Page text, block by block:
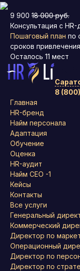
9 900 18 000 руб.
Консультация с
Пошаговый план по
сроков
Осталось 11 мест
8
Главная
HR-бренд
Найм персонала
Адаптация
Обучение
Оценка
HR-аудит
Найм СЕО -1
Кейсы
Контакты
Все услуги
Генеральный
Коммерческий
Директор по
Операционный
Директор по
Директор по